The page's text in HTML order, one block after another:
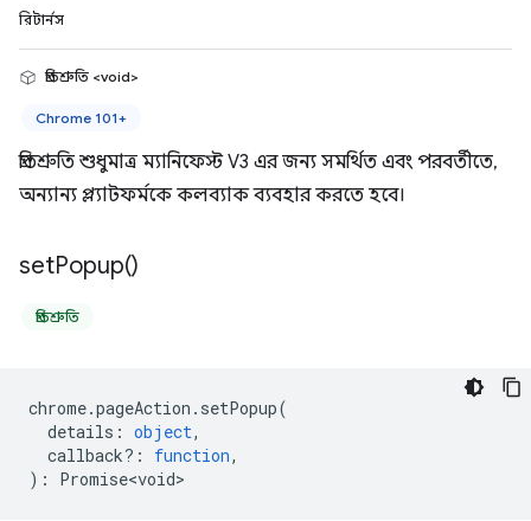
রিটার্নস
প্রতিশ্রুতি <void>
Chrome 101+
প্রতিশ্রুতি শুধুমাত্র ম্যানিফেস্ট V3 এর জন্য সমর্থিত এবং পরবর্তীতে,
অন্যান্য প্ল্যাটফর্মকে কলব্যাক ব্যবহার করতে হবে।
setPopup()
প্রতিশ্রুতি
chrome.pageAction . setPopup(
details : object,
callback? : function,
) : Promise<void>